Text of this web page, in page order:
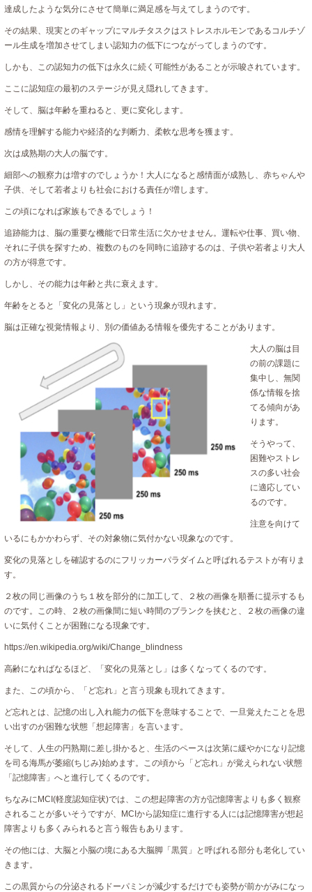
達成したような気分にさせて簡単に満足感を与えてしまうのです。
その結果、現実とのギャップにマルチタスクはストレスホルモンであるコルチゾ
ール生成を増加させてしまい認知力の低下につながってしまうのです。
しかも、この認知力の低下は永久に続く可能性があることが示唆されています。
ここに認知症の最初のステージが見え隠れしてきます。
そして、脳は年齢を重ねると、更に変化します。
感情を理解する能力や経済的な判断力、柔軟な思考を獲ます。
次は成熟期の大人の脳です。
細部への観察力は増すのでしょうか！大人になると感情面が成熟し、赤ちゃんや
子供、そして若者よりも社会における責任が増します。
この頃になれば家族もできるでしょう！
追跡能力は、脳の重要な機能で日常生活に欠かせません。運転や仕事、買い物、
それに子供を探すため、複数のものを同時に追跡するのは、子供や若者より大人
の方が得意です。
しかし、その能力は年齢と共に衰えます。
年齢をとると「変化の見落とし」という現象が現れます。
脳は正確な視覚情報より、別の価値ある情報を優先することがあります。
大人の脳は目
の前の課題に
集中し、無関
係な情報を捨
てる傾向があ
ります。
そうやって、
困難やストレ
スの多い社会
に適応してい
るのです。
注意を向けて
いるにもかかわらず、その対象物に気付かない現象なのです。
変化の見落としを確認するのにフリッカーパラダイムと呼ばれるテストが有りま
す。
２枚の同じ画像のうち１枚を部分的に加工して、２枚の画像を順番に提示するも
のです。この時、２枚の画像間に短い時間のブランクを挟むと、２枚の画像の違
いに気付くことが困難になる現象です。
https://en.wikipedia.org/wiki/Change_blindness
高齢になればなるほど、「変化の見落とし」は多くなってくるのです。
また、この頃から、「ど忘れ」と言う現象も現れてきます。
ど忘れとは、記憶の出し入れ能力の低下を意味することで、一旦覚えたことを思
い出すのが困難な状態「想起障害」を言います。
そして、人生の円熟期に差し掛かると、生活のペースは次第に緩やかになり記憶
を司る海馬が萎縮(ちじみ)始めます。この頃から「ど忘れ」が覚えられない状態
「記憶障害」へと進行してくるのです。
ちなみにMCI(軽度認知症状)では、この想起障害の方が記憶障害よりも多く観察
されることが多いそうですが、MCIから認知症に進行する人には記憶障害が想起
障害よりも多くみられると言う報告もあります。
その他には、大脳と小脳の境にある大脳脚「黒質」と呼ばれる部分も老化してい
きます。
この黒質からの分泌されるドーパミンが減少するだけでも姿勢が前かがみになっ